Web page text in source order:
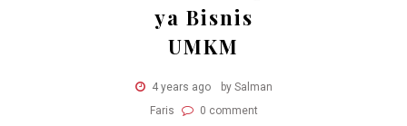
ya Bisnis
UMKM
4 years ago
by Salman
Faris
0 comment